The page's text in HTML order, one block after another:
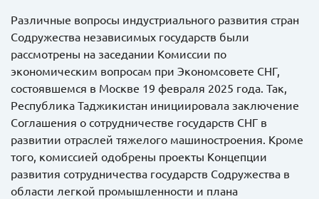
Различные вопросы индустриального развития стран
Содружества независимых государств были
рассмотрены на заседании Комиссии по
экономическим вопросам при Экономсовете СНГ,
состоявшемся в Москве 19 февраля 2025 года. Так,
Республика Таджикистан инициировала заключение
Соглашения о сотрудничестве государств СНГ в
развитии отраслей тяжелого машиностроения. Кроме
того, комиссией одобрены проекты Концепции
развития сотрудничества государств Содружества в
области легкой промышленности и плана